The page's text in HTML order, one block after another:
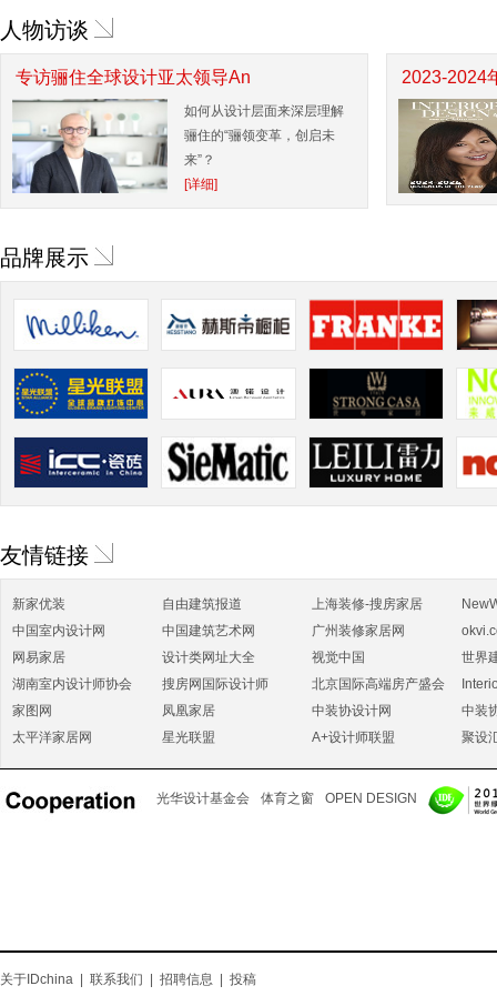
人物访谈
专访骊住全球设计亚太领导An
如何从设计层面来深层理解
骊住的“骊领变革，创启未
来”？
[详细]
2023-2024
品牌展示
友情链接
新家优装
中国室内设计网
网易家居
湖南室内设计师协会
家图网
太平洋家居网
自由建筑报道
中国建筑艺术网
设计类网址大全
搜房网国际设计师
凤凰家居
星光联盟
上海装修-搜房家居
广州装修家居网
视觉中国
北京国际高端房产盛会
中装协设计网
A+设计师联盟
世界
中装
聚设
光华设计基金会 体育之窗 OPEN DESIGN
关于IDchina 联系我们 招聘信息 投稿